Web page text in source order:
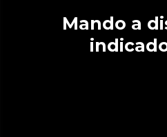
Mando a distancia e